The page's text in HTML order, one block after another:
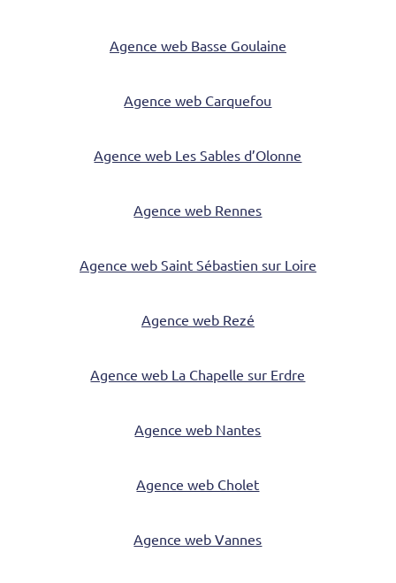
Agence web Basse Goulaine
Agence web Carquefou
Agence web Les Sables d’Olonne
Agence web Rennes
Agence web Saint Sébastien sur Loire
Agence web Rezé
Agence web La Chapelle sur Erdre
Agence web Nantes
Agence web Cholet
Agence web Vannes